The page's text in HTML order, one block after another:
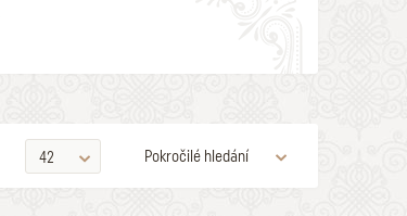
Pokročilé hledání
42